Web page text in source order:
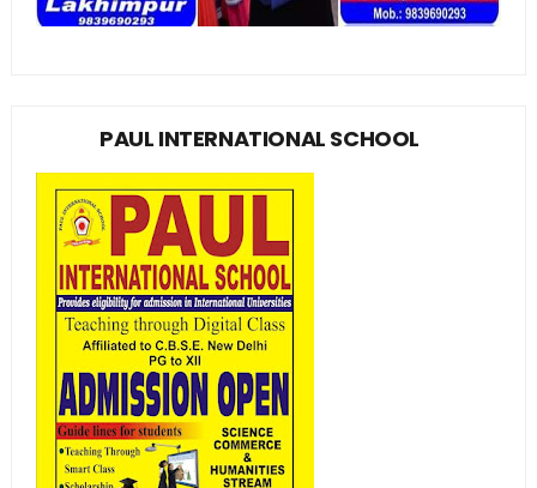
PAUL INTERNATIONAL SCHOOL